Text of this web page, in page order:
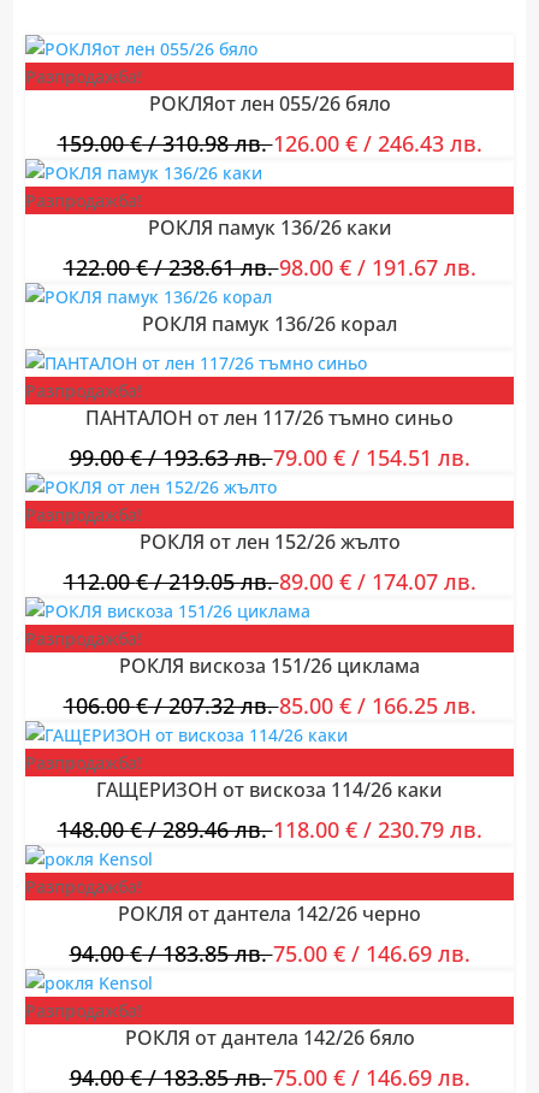
Разпродажба!
РОКЛЯот лен 055/26 бяло
159.00€/ 310.98 лв.126.00 €/ 246.43 лв.
Разпродажба!
РОКЛЯ памук 136/26 каки
122.00€/ 238.61 лв.98.00 €/ 191.67 лв.
РОКЛЯ памук 136/26 корал
Разпродажба!
ПАНТАЛОН от лен 117/26 тъмно синьо
99.00€/ 193.63 лв.79.00 €/ 154.51 лв.
Разпродажба!
РОКЛЯ от лен 152/26 жълто
112.00€/ 219.05 лв.89.00 €/ 174.07 лв.
Разпродажба!
РОКЛЯ вискоза 151/26 циклама
106.00€/ 207.32 лв.85.00 €/ 166.25 лв.
Разпродажба!
ГАЩЕРИЗОН от вискоза 114/26 каки
148.00€/ 289.46 лв.118.00 €/ 230.79 лв.
Разпродажба!
РОКЛЯ от дантела 142/26 черно
94.00€/ 183.85 лв.75.00 €/ 146.69 лв.
Разпродажба!
РОКЛЯ от дантела 142/26 бяло
94.00€/ 183.85 лв.75.00 €/ 146.69 лв.